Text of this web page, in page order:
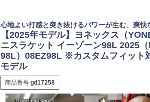
心地よい打感と突き抜けるパワーが生む、爽快
【2025年モデル】ヨネックス（
ニスラケット イーゾーン98L 2025
98L）08EZ98L ※カスタムフィット
モデル
商品番号 gd17258